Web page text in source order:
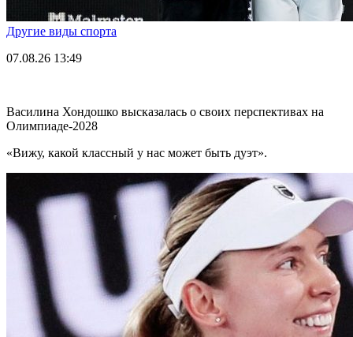
Другие виды спорта
07.08.26 13:49
Василина Хондошко высказалась о своих перспективах на
Олимпиаде-2028
«Вижу, какой классный у нас может быть дуэт».